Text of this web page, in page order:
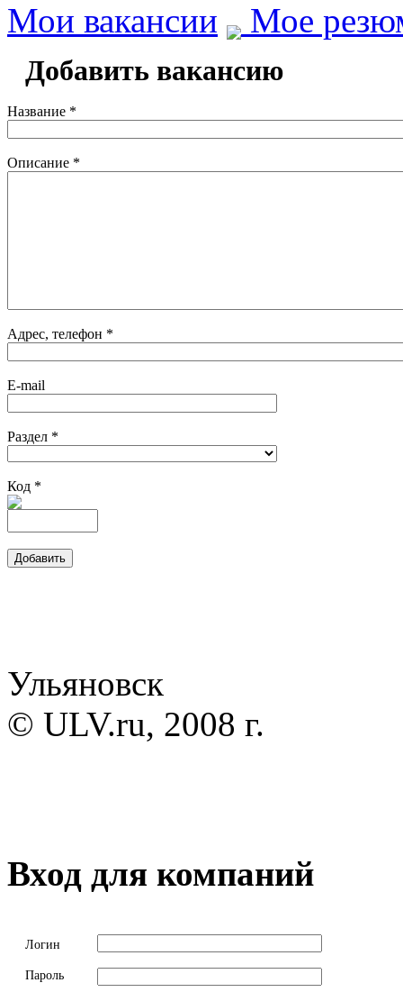
Мои вакансии
Мое
Добавить вакансию
Название *
Описание *
Адрес, телефон *
E-mail
Раздел *
Код *
Ульяновск
© ULV.ru, 2008 г.
Вход для компаний
Логин
Пароль